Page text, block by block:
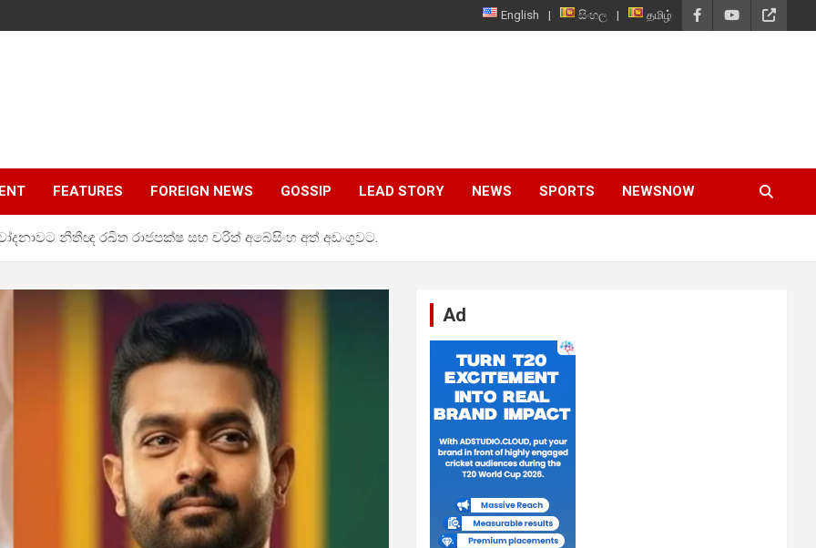
English සිංහල தமிழ்
FEATURES FOREIGN NEWS GOSSIP LEAD STORY NEWS SPORTS NEWSNOW
නීතීඥ රඛිත රාජපක්ෂ සහ චරිත් අබේසිංහ අත් අඩංගුවට.
Ad